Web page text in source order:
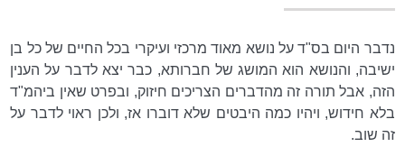
נדבר היום בס"ד על נושא מאוד מרכזי ועיקרי בכל החיים של כל בן
ישיבה, והנושא הוא המושג של חברותא, כבר יצא לדבר על הענין
הזה, אבל תורה זה מהדברים הצריכים חיזוק, ובפרט שאין ביהמ"ד
בלא חידוש, ויהיו כמה היבטים שלא דוברו אז, ולכן ראוי לדבר על
זה שוב.